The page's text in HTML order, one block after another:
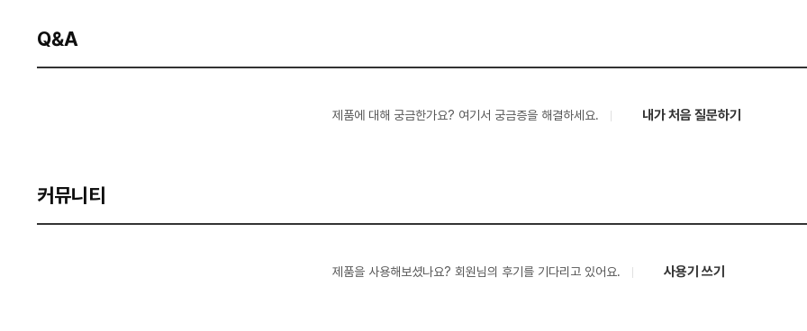
Q&A
제품에 대해 궁금한가요? 여기서 궁금증을 해결하세요. 내가 처음 질문하기
커뮤니티
제품을 사용해보셨나요? 회원님의 후기를 기다리고 있어요. 사용기 쓰기